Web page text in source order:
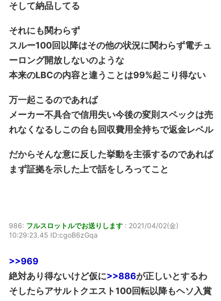
そして納品してる
それにも関わらず
スルー100回以降はその他の状況に関わらず電チュ
ーロング開放しないのような
本来のLBCの内容と違うことは99%起こり得ない
万一起こるのであれば
メーカー不具合で信用失い今後の変則スペックは売
れなくなるしこの台も回収費用全持ちで返金レベル
だからそんな意に反した挙動を主張するのであれば
まず証拠を示した上で話をしろってこと
986: フルスロットルでお送りします : 2021/04/02(金)
10:29:23.45 ID:cgoB6zGqa
>>969
絶対あり得ないけど仮に>>886が正しいとするわ
そしたらアサルトクエスト100回転以降もヘソ入賞